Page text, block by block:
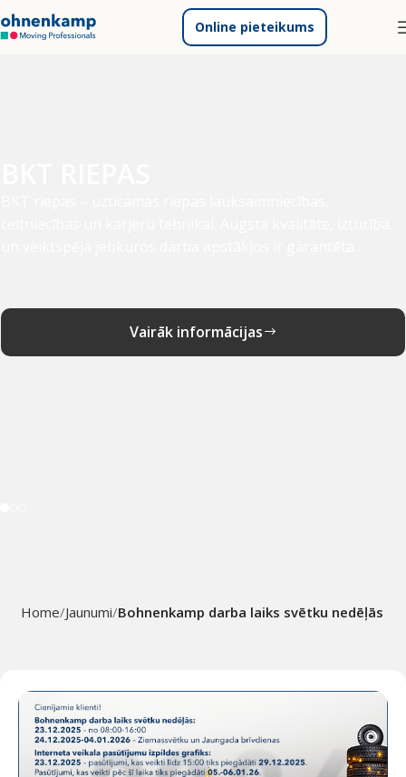
Online pieteikums
Vairāk informācijas
Home Jaunumi Bohnenkamp darba laiks svētku nedēļās